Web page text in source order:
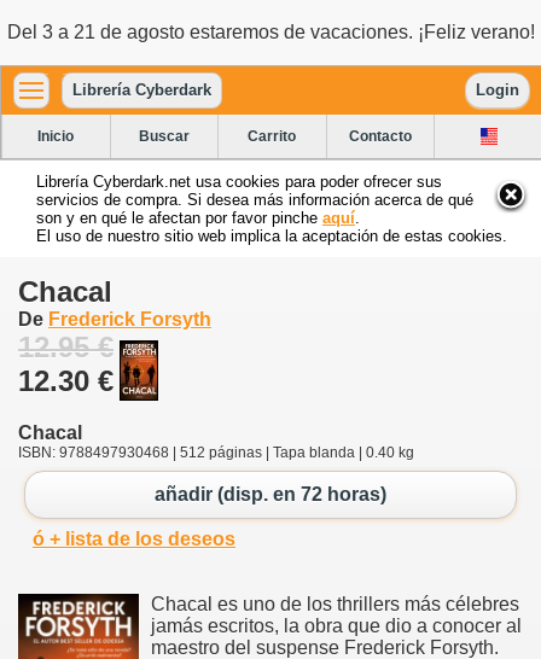
Del 3 a 21 de agosto estaremos de vacaciones. ¡Feliz verano!
Librería Cyberdark Login
Inicio Buscar Carrito Contacto
Librería Cyberdark.net usa cookies para poder ofrecer sus
servicios de compra. Si desea más información acerca de qué
son y en qué le afectan por favor pinche aquí
El uso de nuestro sitio web implica la aceptación de estas cookies.
Chacal
De Frederick Forsyth
12.95 €
12.30 €
Chacal
ISBN: 9788497930468 | 512 páginas | Tapa blanda | 0.40 kg
añadir (disp. en 72 horas)
ó + lista de los deseos
Chacal es uno de los thrillers más célebres
jamás escritos, la obra que dio a conocer al
maestro del suspense Frederick Forsyth.